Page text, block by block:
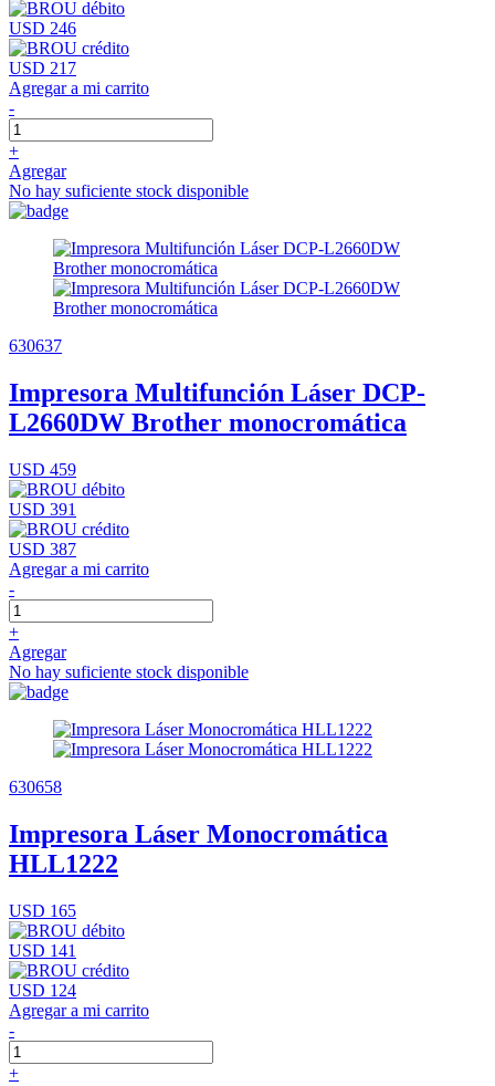
USD 246
USD 217
Agregar a mi carrito
-
+
Agregar
No hay suficiente stock disponible
630637
Impresora Multifunción Láser DCP-
L2660DW Brother monocromática
USD 459
USD 391
USD 387
Agregar a mi carrito
-
+
Agregar
No hay suficiente stock disponible
630658
Impresora Láser Monocromática
HLL1222
USD 165
USD 141
USD 124
Agregar a mi carrito
-
+